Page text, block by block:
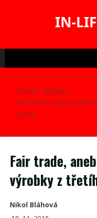
IN-
Domů
Bydlení
Fair trade, aneb pusťte
světa!
Fair trade,
výrobky z
Nikol Bláhová